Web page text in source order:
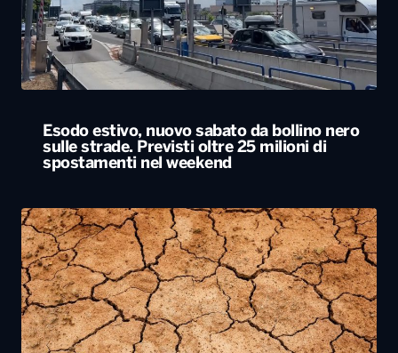
Esodo estivo, nuovo sabato da bollino nero
sulle strade. Previsti oltre 25 milioni di
spostamenti nel weekend